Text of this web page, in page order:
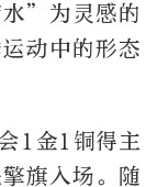
”为灵感的
动中的形态
1 金1 铜得主
旗入场。随